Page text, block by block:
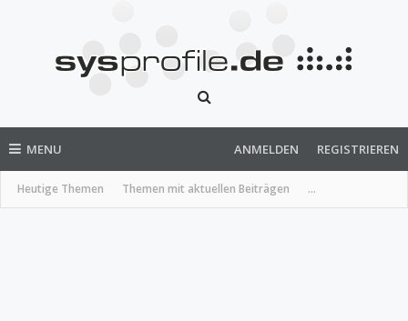
MENU
Heutige Themen Themen mit aktuellen Beiträgen ...
ANMELDEN REGISTRIEREN